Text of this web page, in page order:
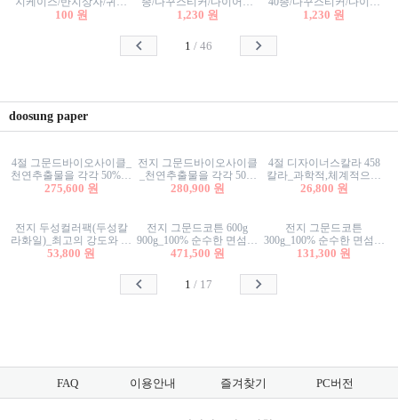
이상자/귀걸이박스/악세
100 원
꾸미기/꽃스티커/자연물
1,230 원
리꾸미기/꽃스티커/자연
1,230 원
1 /46
doosung paper
4절 그문드바이오사이클_
천연추출물을 각각 50%이
상 함유한 친환경그래픽
275,600 원
전지 그문드바이오사이클
_천연추출물을 각각 50%
이상 함유한 친환경그래
280,900 원
4절 디자이너스칼라 458
칼라_과학적,체계적으로
분류된 200색을 갖춘 색지
26,800 원
전지 두성컬러팩(두성칼
라화일)_최고의 강도와 평
활성을 지닌 다양한 컬러
53,800 원
전지 그문드코튼 600g
900g_100% 순수한 면섬유
로 만든 친환경프리미엄
471,500 원
전지 그문드코튼
300g_100% 순수한 면섬유
로 만든 친환경프리미엄
131,300 원
1 / 17
FAQ 이용안내 즐겨찾기 PC버전